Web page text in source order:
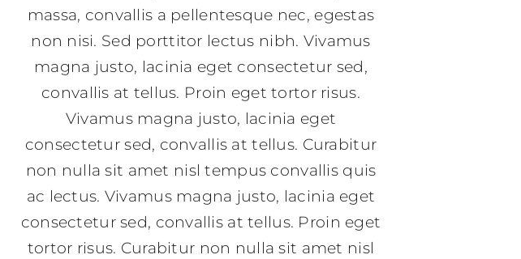
massa, convallis a pellentesque nec, egestas
non nisi. Sed porttitor lectus nibh. Vivamus
magna justo, lacinia eget consectetur sed,
convallis at tellus. Proin eget tortor risus.
Vivamus magna justo, lacinia eget
consectetur sed, convallis at tellus. Curabitur
non nulla sit amet nisl tempus convallis quis
ac lectus. Vivamus magna justo, lacinia eget
consectetur sed, convallis at tellus. Proin eget
tortor risus. Curabitur non nulla sit amet nisl